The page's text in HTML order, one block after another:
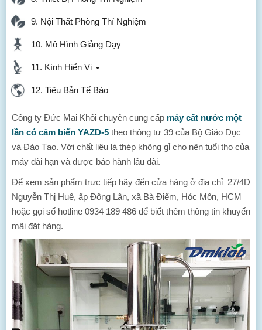
9. Nội Thất Phòng Thí Nghiệm
10. Mô Hình Giảng Dạy
11. Kính Hiển Vi
12. Tiêu Bản Tế Bào
Công ty Đức Mai Khôi chuyên cung cấp máy cất nước một
lần có cảm biến YAZD-5 theo thông tư 39 của Bộ Giáo Dục
và Đào Tạo. Với chất liệu là thép không gỉ cho nên tuổi thọ của
máy dài hạn và được bảo hành lâu dài.
Để xem sản phẩm trực tiếp hãy đến cửa hàng ở địa chỉ 27/4D
Nguyễn Thị Huê, ấp Đông Lân, xã Bà Điểm, Hóc Môn, HCM
hoặc gọi số hotline 0934 189 486 để biết thêm thông tin khuyến
mãi đặt hàng.